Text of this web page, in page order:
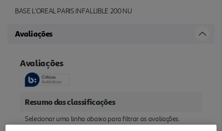
BASE L'OREAL PARIS INFALLIBLE 200 NU
Avaliações